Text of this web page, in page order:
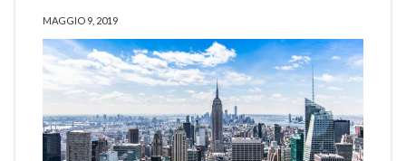
MAGGIO 9, 2019